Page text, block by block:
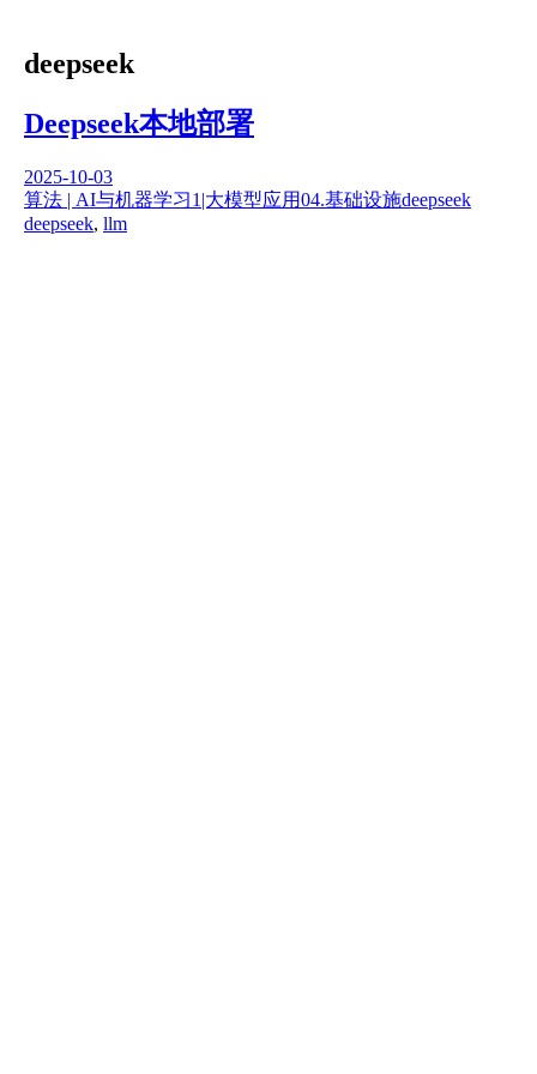
deepseek
Deepseek本地部署
2025-10-03
算法 | AI与机器学习1|大模型应用04.基础设施deepseek
deepseek, llm